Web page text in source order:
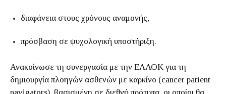
διαφάνεια στους χρόνους αναμονής,
πρόσβαση σε ψυχολογική υποστήριξη.
Ανακοίνωσε τη συνεργασία με την ΕΛΛΟΚ για τη
δημιουργία πλοηγών ασθενών με καρκίνο (cancer patient